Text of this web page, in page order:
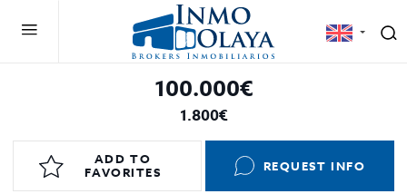
100.000€
1.800€
ADD TO
FAVORITES
REQUEST INFO